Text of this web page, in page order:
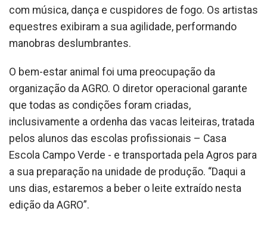
com música, dança e cuspidores de fogo. Os artistas
equestres exibiram a sua agilidade, performando
manobras deslumbrantes.
O bem-estar animal foi uma preocupação da
organização da AGRO. O diretor operacional garante
que todas as condições foram criadas,
inclusivamente a ordenha das vacas leiteiras, tratada
pelos alunos das escolas profissionais – Casa
Escola Campo Verde - e transportada pela Agros para
a sua preparação na unidade de produção. “Daqui a
uns dias, estaremos a beber o leite extraído nesta
edição da AGRO”.